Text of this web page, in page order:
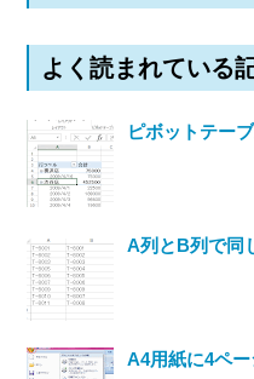
よく読まれている
ピボットテー
A列とB列で同
A4用紙に4ペ